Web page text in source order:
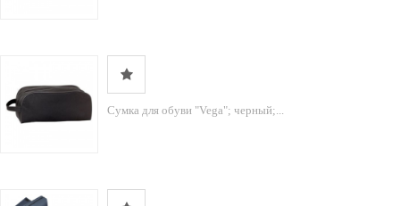
Сумка для обуви "Vega"; черный;...